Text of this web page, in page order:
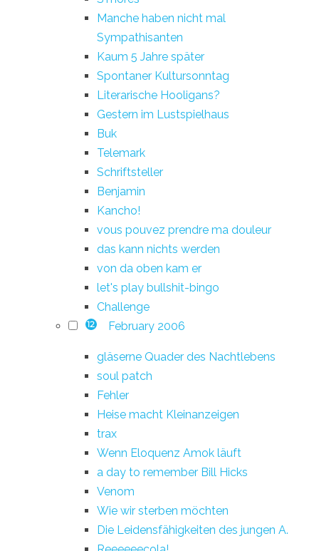
Manche haben nicht mal
Sympathisanten
Kaum 5 Jahre später
Spontaner Kultursonntag
Literarische Hooligans?
Gestern im Lustspielhaus
Buk
Telemark
Schriftsteller
Benjamin
Kancho!
vous pouvez prendre ma douleur
das kann nichts werden
von da oben kam er
let's play bullshit-bingo
Challenge
12 February 2006
gläserne Quader des Nachtlebens
soul patch
Fehler
Heise macht Kleinanzeigen
trax
Wenn Eloquenz Amok läuft
a day to remember Bill Hicks
Venom
Wie wir sterben möchten
Die Leidensfähigkeiten des jungen A.